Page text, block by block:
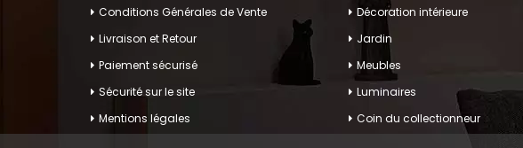
Conditions Générales de Vente
Livraison et Retour
Paiement sécurisé
Sécurité sur le site
Mentions légales
Décoration intérieure
Jardin
Meubles
Luminaires
Coin du collectionneur